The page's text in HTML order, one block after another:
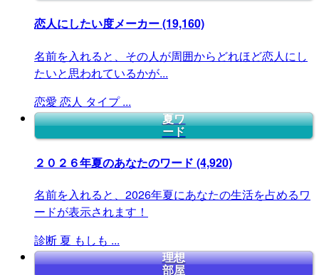
恋人にしたい度メーカー(19,160)
名前を入れると、その人が周囲からどれほど恋人にし
たいと思われているかが...
恋愛 恋人 タイプ ...
夏ワ
ード
２０２６年夏のあなたのワード (4,920)
名前を入れると、2026年夏にあなたの生活を占めるワ
ードが表示されます！
診断 夏 もしも ...
理想
部屋